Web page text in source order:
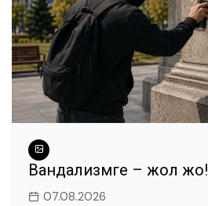
Вандализмге – жол жоқ!
07.08.2026